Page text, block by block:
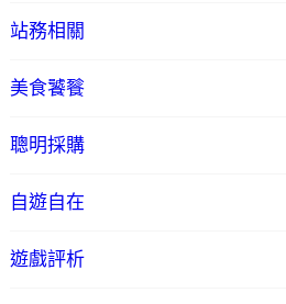
站務相關
美食饕餮
聰明採購
自遊自在
遊戲評析